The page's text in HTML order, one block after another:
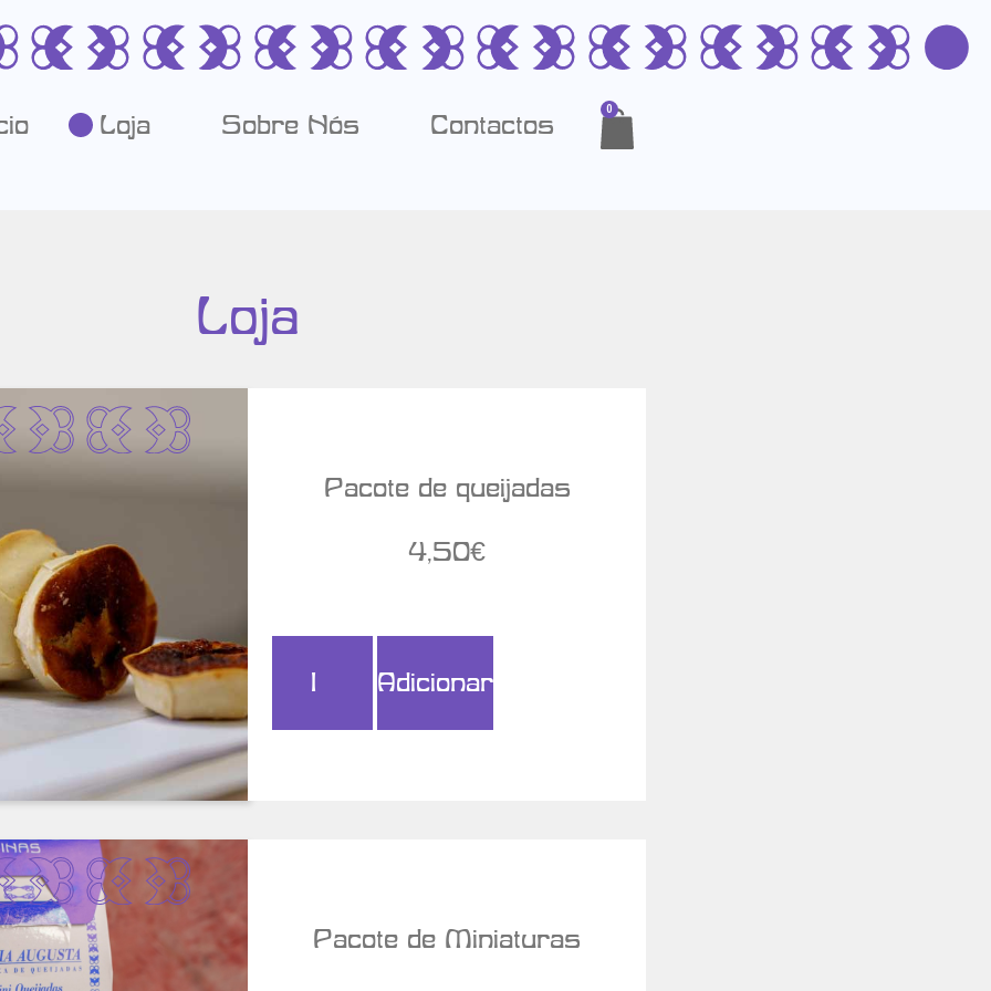
Loja Sobre Nós Contactos
0
Loja
Detalhes
Pacote de queijadas
4,50€
Adicionar
Detalhes
Pacote de Miniaturas